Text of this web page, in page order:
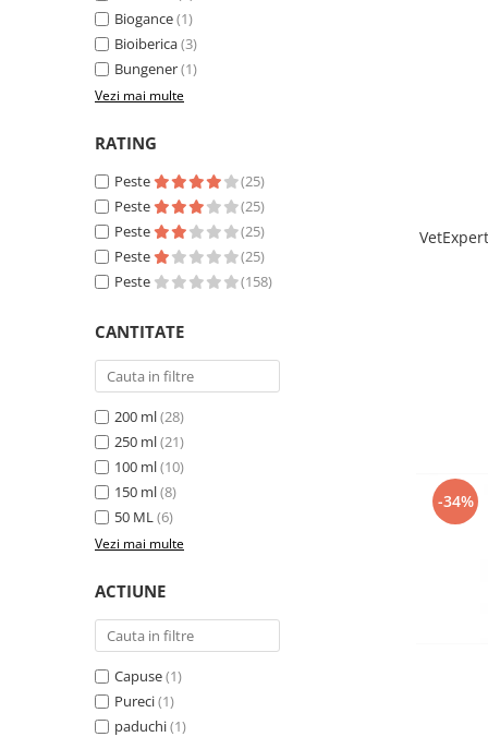
Sampoane si Balsamuri
Servetele Umede
Covorase absorbante
Curatare Ochi
Igiena Interior
Perii si descalcitoare caini
Solutii Atractante si repelente
Custi transport - Pisici
Jucarii Pisici
Lese, Hamuri si Zgarzi
Paturi, perne si cosuri pentru pisici
Recompense Delicioase
Biogance(1)
Bioiberica(3)
Bungener(1)
Vezi mai multe
RATING
Peste
(25)
Peste
(25)
Peste
(25)
Peste
(25)
Peste
(158)
CANTITATE
200 ml(28)
250 ml(21)
100 ml(10)
150 ml(8)
50 ML(6)
Vezi mai multe
ACTIUNE
Capuse(1)
Pureci(1)
paduchi(1)
-34%